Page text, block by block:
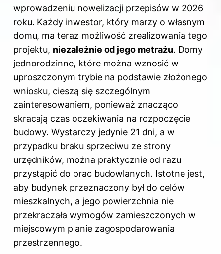
wprowadzeniu nowelizacji przepisów w 2026
roku. Każdy inwestor, który marzy o własnym
domu, ma teraz możliwość zrealizowania tego
projektu, niezależnie od jego metrażu. Domy
jednorodzinne, które można wznosić w
uproszczonym trybie na podstawie złożonego
wniosku, cieszą się szczególnym
zainteresowaniem, ponieważ znacząco
skracają czas oczekiwania na rozpoczęcie
budowy. Wystarczy jedynie 21 dni, a w
przypadku braku sprzeciwu ze strony
urzędników, można praktycznie od razu
przystąpić do prac budowlanych. Istotne jest,
aby budynek przeznaczony był do celów
mieszkalnych, a jego powierzchnia nie
przekraczała wymogów zamieszczonych w
miejscowym planie zagospodarowania
przestrzennego.